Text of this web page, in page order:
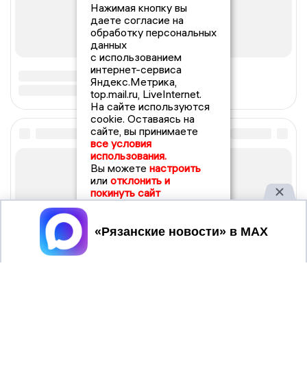
Нажимая кнопку вы
даете согласие на
обработку персональных
данных
с использованием
интернет-сервиса
Яндекс.Метрика,
top.mail.ru, LiveInternet.
На сайте используются
cookie. Оставаясь на
сайте, вы принимаете
все условия
использования.
Вы можете настроить
или отклонить и
покинуть сайт
Принять